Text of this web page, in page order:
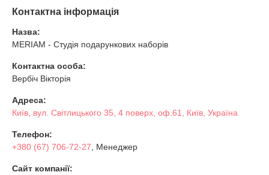
Контактна інформація
Назва:
MERIAM - Студія подарункових наборів
Контактна особа:
Вербіч Вікторія
Адреса:
Київ, вул. Світлицького 35, 4 поверх, оф.61, Київ, Україна
Телефон:
+380 (67) 706-72-27 , Менеджер
Сайт компанії: